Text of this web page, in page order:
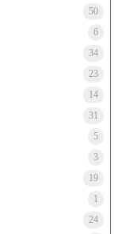
50
6
34
23
14
31
5
3
19
1
24